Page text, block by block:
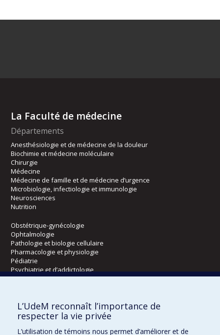
La Faculté de médecine
Départements
Anesthésiologie et de médecine de la douleur
Biochimie et médecine moléculaire
Chirurgie
Médecine
Médecine de famille et de médecine d’urgence
Microbiologie, infectiologie et immunologie
Neurosciences
Nutrition
Obstétrique-gynécologie
Ophtalmologie
Pathologie et biologie cellulaire
Pharmacologie et physiologie
Pédiatrie
Psychiatrie et d’addictologie
Radiologie, radio-oncologie et médecine nucléaire
Écoles
L’UdeM reconnaît l’importance de
respecter la vie privée
L’utilisation de témoins nous permet d’améliorer et de